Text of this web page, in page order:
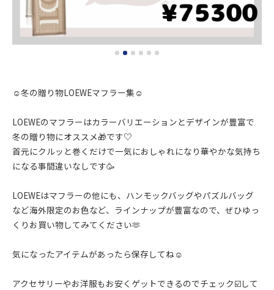
☺︎冬の贈り物LOEWEマフラー集☺︎
LOEWEのマフラーはカラーバリエーションとデザインが豊富で
冬の贈り物にオススメ🎁です♡
首元にクルッと巻くだけで一気におしゃれになり華やかな気持ち
になる事間違いなしです🥳
LOEWEはマフラーの他にも、ハンモックバッグやパズルバッグ
など海外限定のお色など、ラインナップが豊富なので、ぜひゆっ
くりお買い物してみてください🫶
気になったアイテムがあったら保存してね☺︎
アクセサリーやお洋服もお安くゲットできるのでチェック☑️して